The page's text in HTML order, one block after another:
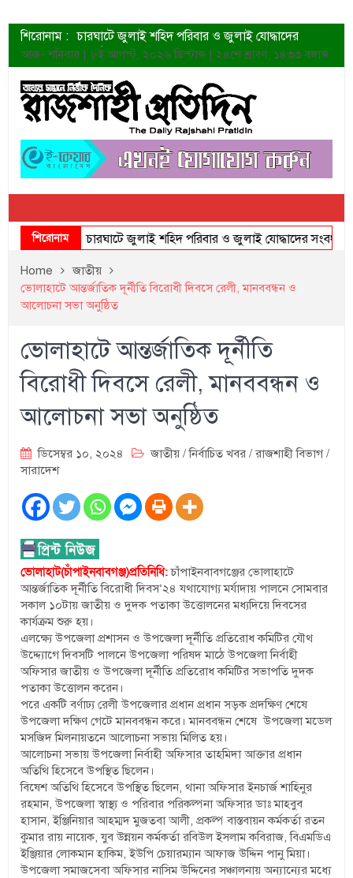
শিরোনাম : চারঘাটে জুলাই শহিদ পরিবার ও জুলাই যোদ্ধাদের
সংবর্ধনা
শহীদদের প্রত্যাশা এখনো পূরণ হয়নি: ডা. শফিকুর রহমান
ত্বক ভালো রাখতে যে ৫ কাজ করবেন
জুলাই স্মৃতি জাদুঘরের দুয়ার খুলেছে উদ্বোধন করলেন
প্রধানমন্ত্রী
শাহরুখের নতুন সিনেমার লুক
কোয়ার্টার ফাইনালে নেইমারের দুর্দান্ত অ্যাসিস্টে সান্তোস
ডেনিস লিয়ামিন রাশিয়ার ড্রোন বাহিনীর প্রধান হলেন
জুলাই শহিদদের আত্মত্যাগ জাতি চিরকাল শ্রদ্ধার সাথে
আজ- শনিবার | ৮ই আগস্ট, ২০২৬ খ্রিস্টাব্দ | ২৪শে শ্রাবণ, ১৪৩৩ বঙ্গাব্দ
শিরোনামচারঘাটে জুলাই শহিদ পরিবার ও জুলাই যোদ্ধাদের সংবর্ধনা
Home
জাতীয়
ভোলাহাটে আন্তর্জাতিক দূর্নীতি বিরোধী দিবসে রেলী, মানববন্ধন ও
আলোচনা সভা অনুষ্ঠিত
ভোলাহাটে আন্তর্জাতিক দূর্নীতি
বিরোধী দিবসে রেলী, মানববন্ধন ও
আলোচনা সভা অনুষ্ঠিত
ডিসেম্বর ১০, ২০২৪ জাতীয় /নির্বাচিত খবর /রাজশাহী বিভাগ/
সারাদেশ
ভোলাহাট(চাঁপাইনবাবগঞ্জ)প্রতিনিধি:চাঁপাইনবাবগঞ্জের ভোলাহাটে
আন্তর্জাতিক দূর্নীতি বিরোধী দিবস’২৪ যথাযোগ্য মর্যাদায় পালনে সোমবার
সকাল ১০টায় জাতীয় ও দুদক পতাকা উত্তোলনের মধ্যদিয়ে দিবসের
কার্যক্রম শুরু হয়।
এলক্ষ্যে উপজেলা প্রশাসন ও উপজেলা দূর্নীতি প্রতিরোধ কমিটির যৌথ
উদ্দ্যোগে দিবসটি পালনে উপজেলা পরিষদ মাঠে উপজেলা নির্বাহী
অফিসার জাতীয় ও উপজেলা দূর্নীতি প্রতিরোধ কমিটির সভাপতি দুদক
পতাকা উত্তোলন করেন।
পরে একটি বর্ণাঢ্য রেলী উপজেলার প্রধান প্রধান সড়ক প্রদক্ষিণ শেষে
উপজেলা দক্ষিণ গেটে মানববন্ধন করে। মানববন্ধন শেষে উপজেলা মডেল
মসজিদ মিলনায়তনে আলোচনা সভায় মিলিত হয়।
আলোচনা সভায় উপজেলা নির্বাহী অফিসার তাহমিদা আক্তার প্রধান
অতিথি হিসেবে উপস্থিত ছিলেন।
বিষেশ অতিথি হিসেবে উপস্থিত ছিলেন, থানা অফিসার ইনচার্জ শাহিনুর
রহমান, উপজেলা স্বাস্থ্য ও পরিবার পরিকল্পনা অফিসার ডাঃ মাহবুব
হাসান, ইঞ্জিনিয়ার আহম্মদ মুজতবা আলী, প্রকল্প বাস্তবায়ন কর্মকর্তা রতন
কুমার রায় নায়েক, যুব উন্নয়ন কর্মকর্তা রবিউল ইসলাম কবিরাজ, বিএমডিএ
ইঞ্জিয়ার লোকমান হাকিম, ইউপি চেয়ারম্যান আফাজ উদ্দিন পানু মিয়া।
উপজেলা সমাজসেবা অফিসার নাসিম উদ্দিনের সঞ্চালনায় অন্যান্যের মধ্যে